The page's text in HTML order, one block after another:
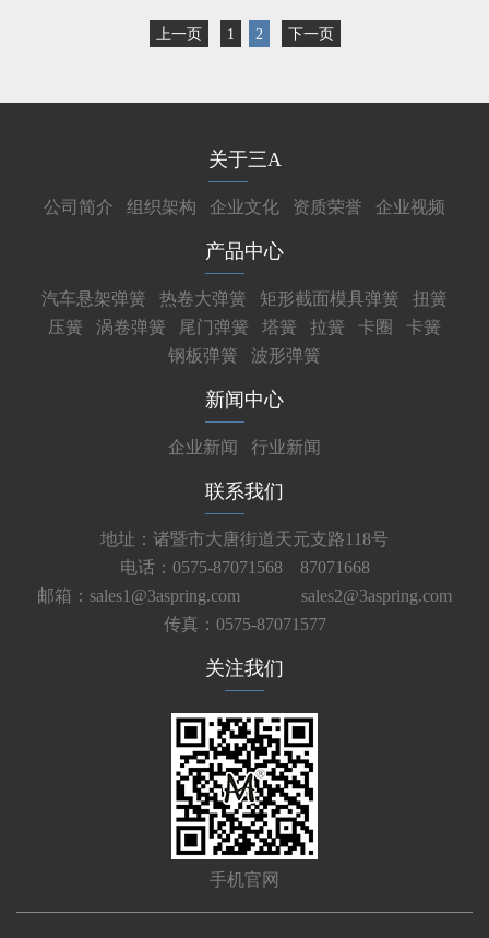
上一页 1 2 下一页
关于三A
公司简介 组织架构 企业文化 资质荣誉 企业视频
产品中心
汽车悬架弹簧 热卷大弹簧 矩形截面模具弹簧
扭簧
压簧
涡卷弹簧 尾门弹簧 塔簧 拉簧 卡圈
卡簧
钢板弹簧
波形弹簧
新闻中心
企业新闻 行业新闻
联系我们
地址：诸暨市大唐街道天元支路118号
电话：0575-87071568 87071668
邮箱：sales1@3aspring.com
sales2@3aspring.com
传真：0575-87071577
关注我们
手机官网